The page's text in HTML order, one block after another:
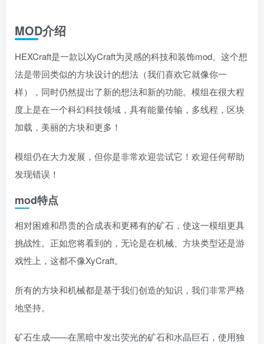
MOD介绍
HEXCraft是一款以XyCraft为灵感的科技和装饰mod。这个想
法是带回类似的方块设计的想法（我们喜欢它就像你一
样），同时仍然提出了新的想法和新的功能。模组在很大程
度上是在一个科幻科技领域，具有能量传输，多线程，区块
加载，美丽的方块和更多！
模组仍在大力发展，但你是非常欢迎尝试它！欢迎任何帮助
发现错误！
mod特点
相对困难和昂贵的合成表和更稀有的矿石，使这一模组更具
挑战性。正如您将看到的，无论是在机械、方块类型还是游
戏性上，这都不像XyCraft。
所有的方块和机械都是基于我们创造的知识，我们非常严格
地坚持。
矿石生成——在黑暗中发出荧光的矿石和水晶巨石，使用独